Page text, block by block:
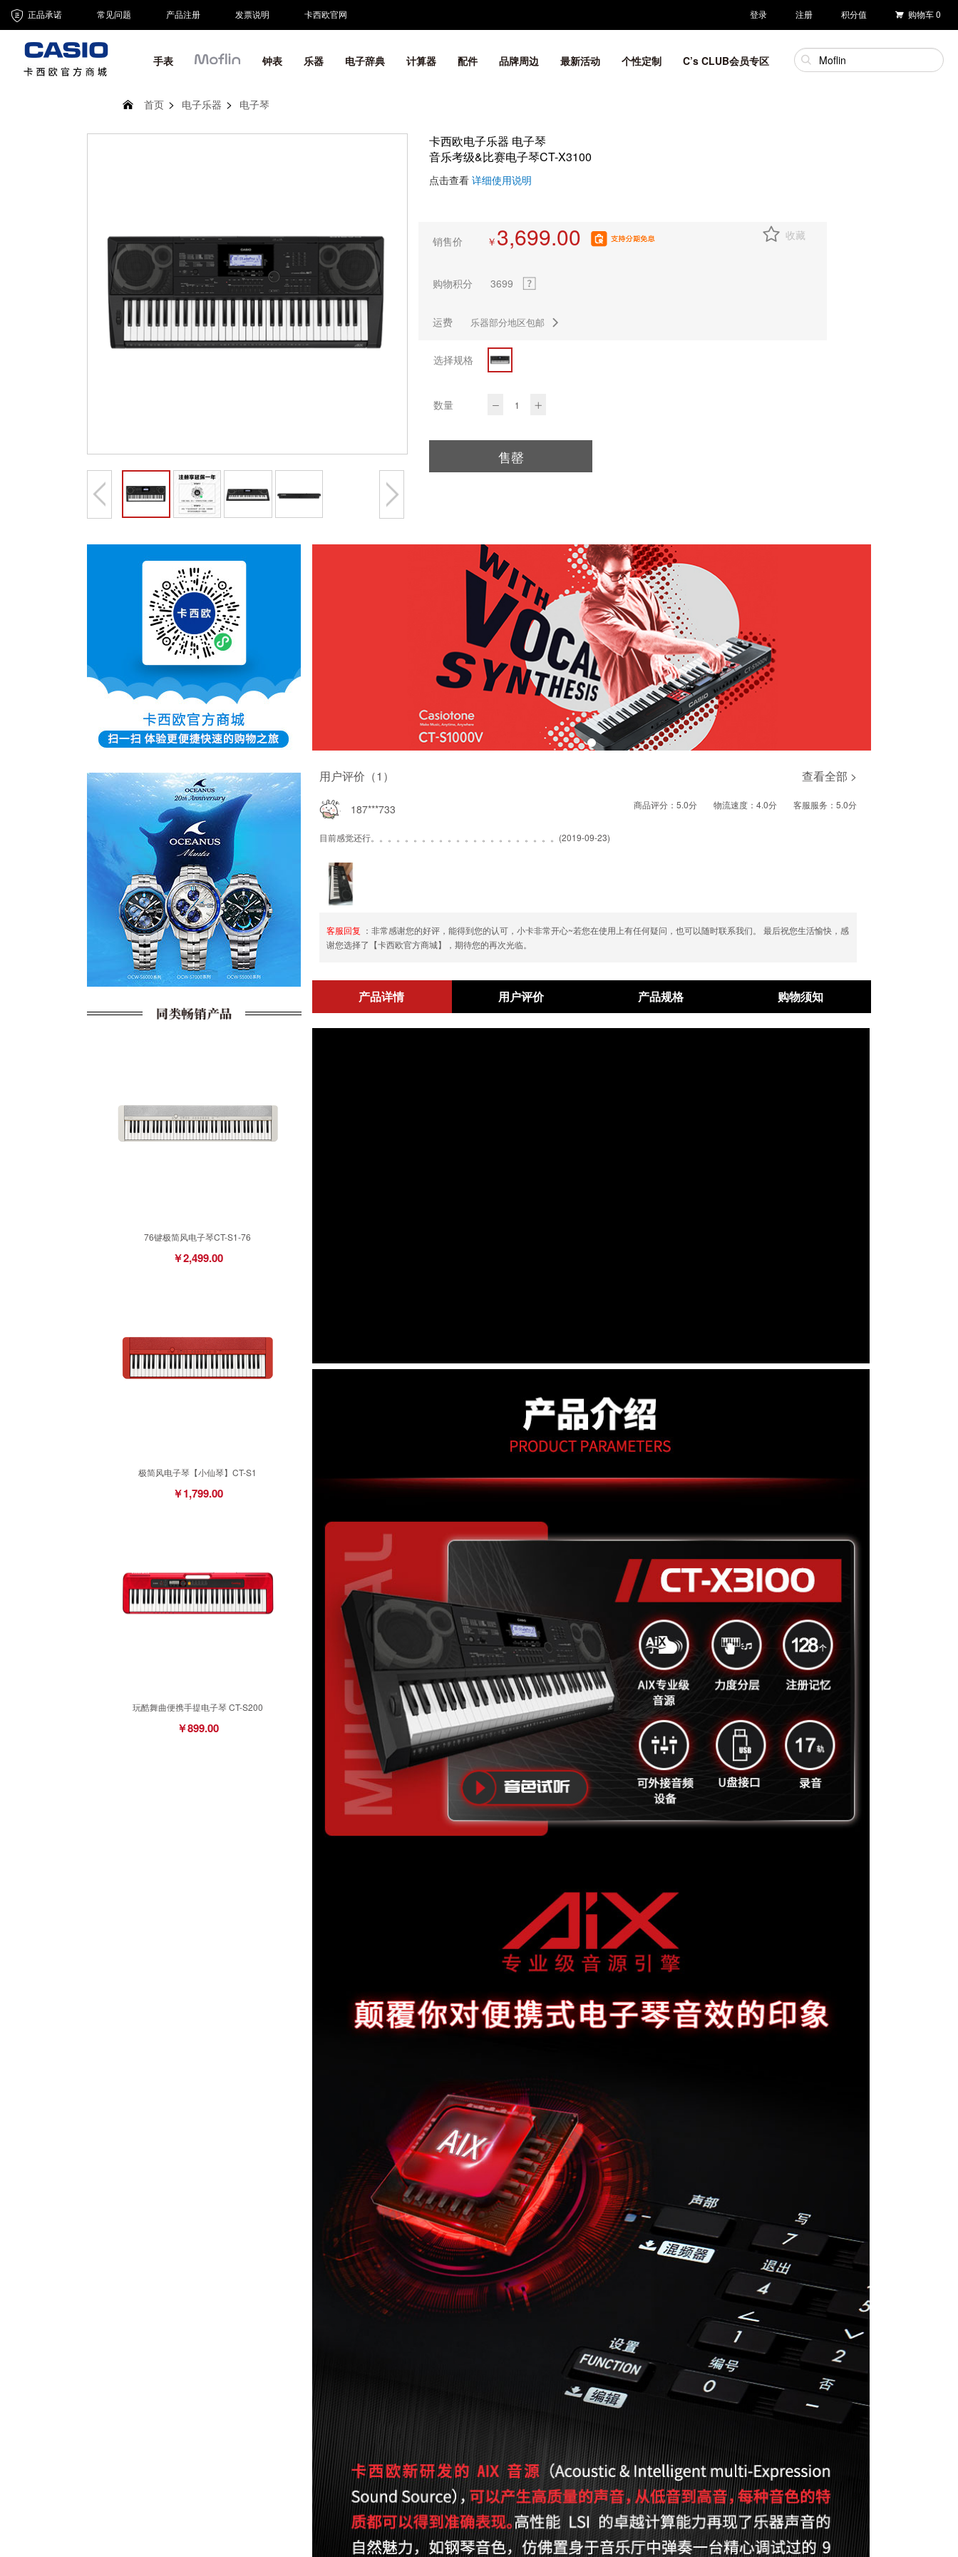
正品承诺 常见问题 产品注册 发票说明 卡西欧官网 登录 注册 积分值 购物车0
手表 钟表 乐器 电子辞典 计算器 配件 品牌周边 最新活动 个性定制 C’s CLUB会员专区
首页 电子乐器 电子琴
卡西欧电子乐器 电子琴
音乐考级&比赛电子琴CT-X3100
点击查看 详细使用说明
销售价 ￥ 3,699.00 收藏
购物积分 3699
运费 乐器部分地区包邮
选择规格
数量
售罄
76键极简风电子琴CT-S1-76
￥2,499.00
极简风电子琴【小仙琴】CT-S1
￥1,799.00
玩酷舞曲便携手提电子琴 CT-S200
￥899.00
用户评价（1） 查看全部 >
187***733 商品评分：5.0分 物流速度：4.0分 客服服务：5.0分
目前感觉还行。。。。。。。。。。。。。。。。。。。。。。 (2019-09-23)
客服回复 ：非常感谢您的好评，能得到您的认可，小卡非常开心~若您在使用上有任何疑问，也可以随时联系我们。 最后祝您生活愉快，感
谢您选择了【卡西欧官方商城】，期待您的再次光临。
产品详情 用户评价 产品规格 购物须知